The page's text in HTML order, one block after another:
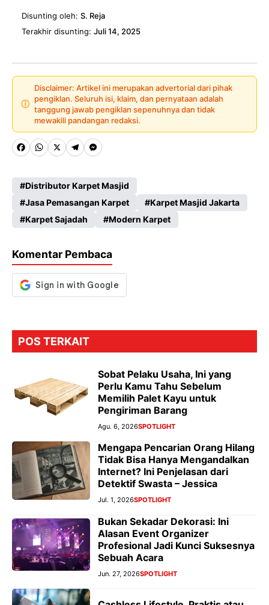
Disunting oleh: S. Reja
Terakhir disunting: Juli 14, 2025
ⓘ
Disclaimer: Artikel ini merupakan advertorial dari pihak
pengiklan. Seluruh isi, klaim, dan pernyataan adalah
tanggung jawab pengiklan sepenuhnya dan tidak
mewakili pandangan redaksi.
Fa
b
o
o
k
W
ts
A
p
X
Te
gr
a
m
M
se
n
g
er
Distributor Karpet Masjid
Jasa Pemasangan Karpet
Karpet Masjid Jakarta
Karpet Sajadah
Modern Karpet
Komentar Pembaca
POS TERKAIT
Sobat Pelaku Usaha, Ini yang
Perlu Kamu Tahu Sebelum
Memilih Palet Kayu untuk
Pengiriman Barang
Agu. 6, 2026SPOTLIGHT
Mengapa Pencarian Orang Hilang
Tidak Bisa Hanya Mengandalkan
Internet? Ini Penjelasan dari
Detektif Swasta – Jessica
Jul. 1, 2026SPOTLIGHT
Bukan Sekadar Dekorasi: Ini
Alasan Event Organizer
Profesional Jadi Kunci Suksesnya
Sebuah Acara
Jun. 27, 2026SPOTLIGHT